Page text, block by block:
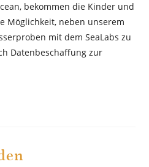
bekommen die Kinder und
Möglichkeit, neben unserem
mit dem SeaLabs zu
Datenbeschaffung zur